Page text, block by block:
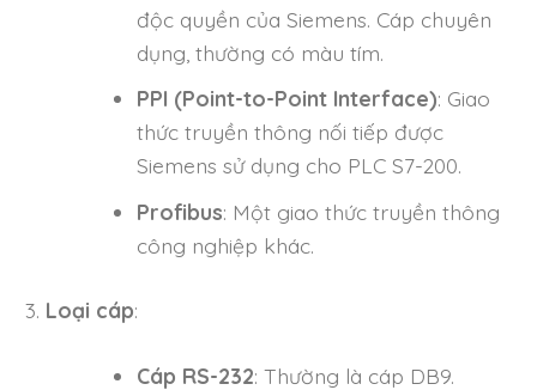
độc quyền của Siemens. Cáp chuyên
dụng, thường có màu tím.
PPI (Point-to-Point Interface): Giao
thức truyền thông nối tiếp được
Siemens sử dụng cho PLC S7-200.
Profibus: Một giao thức truyền thông
công nghiệp khác.
Loại cáp:
Cáp RS-232: Thường là cáp DB9.